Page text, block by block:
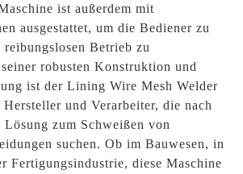
ist außerdem mit
ausgestattet, um die Bediener zu
reibungslosen Betrieb zu
robusten Konstruktion und
ist der Lining Wire Mesh Welder
und Verarbeiter, die nach
Lösung zum Schweißen von
suchen. Ob im Bauwesen, in
Fertigungsindustrie, diese Maschine